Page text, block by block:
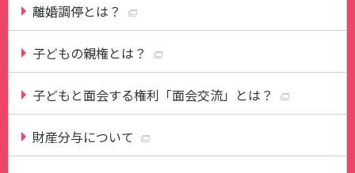
離婚調停とは？
子どもの親権とは？
子どもと面会する権利「面会交流」とは？
財産分与について